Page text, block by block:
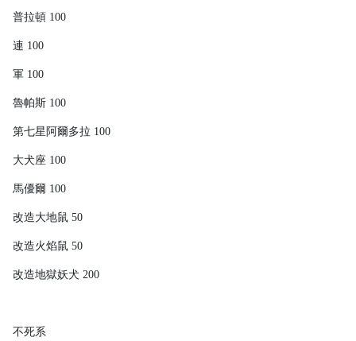
普拉頓 100
連 100
軍 100
魯帕斯 100
第七星阿爾多拉 100
大犬座 100
馬優爾 100
改造大地鼠 50
改造火焰鼠 50
改造地獄妖犬 200
不死系